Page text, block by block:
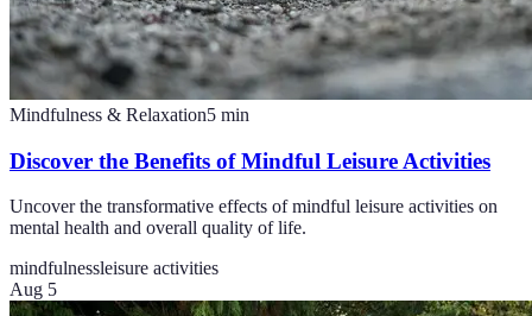
Mindfulness & Relaxation5 min
Discover the Benefits of Mindful Leisure Activities
Uncover the transformative effects of mindful leisure activities on
mental health and overall quality of life.
mindfulnessleisure activities
Aug 5